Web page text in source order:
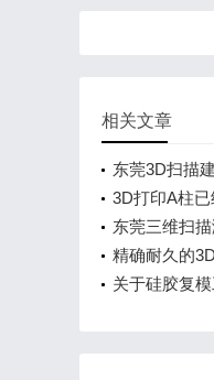
相关文章
东莞3D扫描
3D打印A柱
印
东莞三维扫
精确耐久的
关于硅胶复